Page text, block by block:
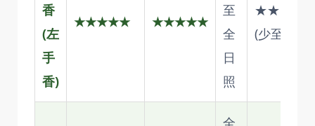
香
(左
手
香)
★★★★★ ★★★★★
至
全
日
照
(少至中)